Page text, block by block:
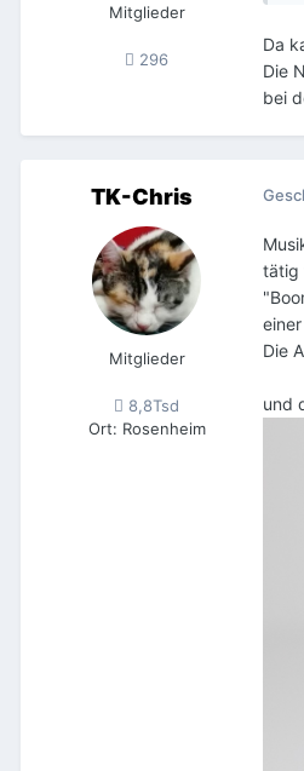
Mitglieder
296
Da
Die
bei
TK-Chris
Mitglieder
8,8Tsd
Ort: Rosenheim
tätig
Die
und